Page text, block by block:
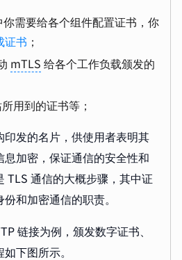
需要给各个组件配置证书，你
证书 ；
mTLS 给各个工作负载颁发的
用到的证书等；
发的名片，供使用者表明其
加密，保证通信的安全性和
TLS 通信的大概步骤，其中证
和加密通信的职责。
链接为例，颁发数字证书、
下图所示。